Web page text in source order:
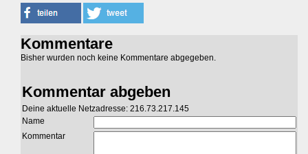
Kommentare
Bisher wurden noch keine Kommentare abgegeben.
Kommentar abgeben
Deine aktuelle Netzadresse: 216.73.217.145
Name
Kommentar